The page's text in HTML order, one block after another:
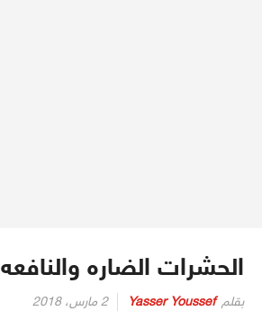
الحشرات الضاره والنافعه
بقلم Yasser Youssef 2 مارس، 2018